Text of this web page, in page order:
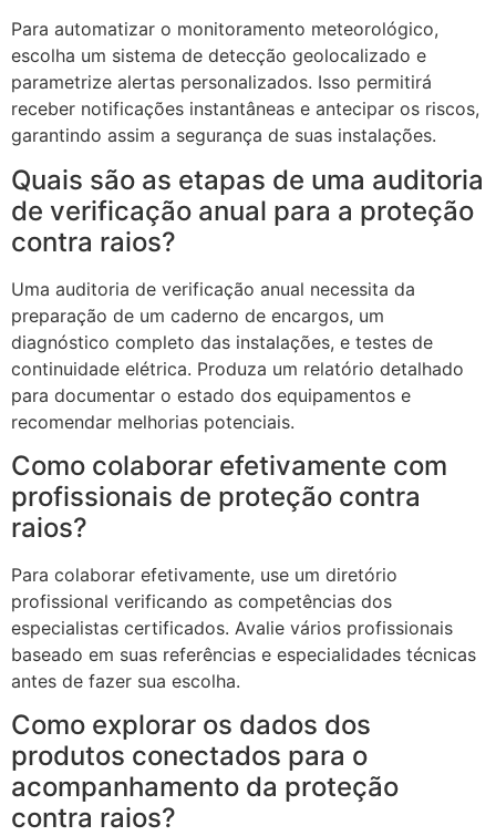
Para automatizar o monitoramento meteorológico,
escolha um sistema de detecção geolocalizado e
parametrize alertas personalizados. Isso permitirá
receber notificações instantâneas e antecipar os riscos,
garantindo assim a segurança de suas instalações.
Quais são as etapas de uma auditoria
de verificação anual para a proteção
contra raios?
Uma auditoria de verificação anual necessita da
preparação de um caderno de encargos, um
diagnóstico completo das instalações, e testes de
continuidade elétrica. Produza um relatório detalhado
para documentar o estado dos equipamentos e
recomendar melhorias potenciais.
Como colaborar efetivamente com
profissionais de proteção contra
raios?
Para colaborar efetivamente, use um diretório
profissional verificando as competências dos
especialistas certificados. Avalie vários profissionais
baseado em suas referências e especialidades técnicas
antes de fazer sua escolha.
Como explorar os dados dos
produtos conectados para o
acompanhamento da proteção
contra raios?